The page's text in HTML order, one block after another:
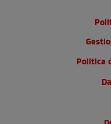
Politica